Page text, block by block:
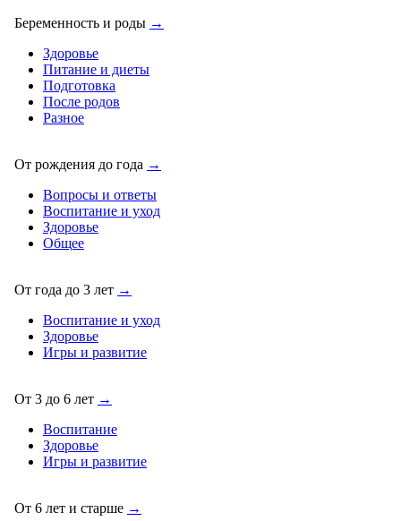
Беременность и роды →
Здоровье
Питание и диеты
Подготовка
После родов
Разное
От рождения до года →
Вопросы и ответы
Воспитание и уход
Здоровье
Общее
От года до 3 лет →
Воспитание и уход
Здоровье
Игры и развитие
От 3 до 6 лет →
Воспитание
Здоровье
Игры и развитие
От 6 лет и старше →